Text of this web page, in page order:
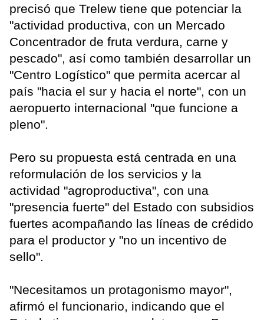
precisó que Trelew tiene que potenciar la
"actividad productiva, con un Mercado
Concentrador de fruta verdura, carne y
pescado", así como también desarrollar un
"Centro Logístico" que permita acercar al
país "hacia el sur y hacia el norte", con un
aeropuerto internacional "que funcione a
pleno".
Pero su propuesta está centrada en una
reformulación de los servicios y la
actividad "agroproductiva", con una
"presencia fuerte" del Estado con subsidios
fuertes acompañando las líneas de crédido
para el productor y "no un incentivo de
sello".
"Necesitamos un protagonismo mayor",
afirmó el funcionario, indicando que el